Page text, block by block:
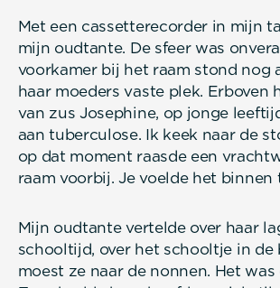
Met een cassetterecorder in mijn
mijn oudtante. De sfeer was
voorkamer bij het raam stond nog
haar moeders vaste plek. Erboven
van zus Josephine, op jonge
aan tuberculose. Ik keek naar de
op dat moment raasde een
raam voorbij. Je voelde het binnen
Mijn oudtante vertelde over haar
schooltijd, over het schooltje in de
moest ze naar de nonnen. Het was